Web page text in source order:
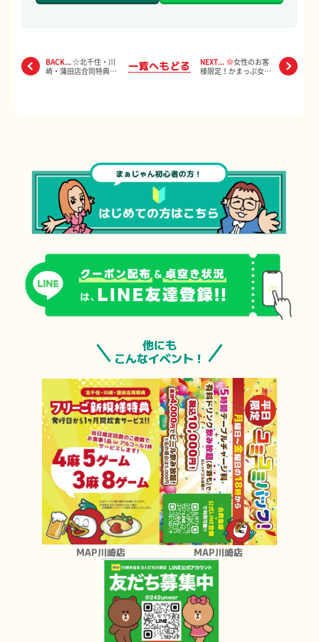
BACK...☆北千住・川
崎・蒲田店合同特典
一覧へもどる NEXT...
女性のお客
様限定！かまっぷ女性
他にも
こんなイベント！
MAP川崎店 MAP川崎店